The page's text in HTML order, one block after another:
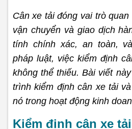
Cân xe tải đóng vai trò
vận chuyển và giao dịch
tính chính xác, an toàn,
pháp luật, việc kiểm định
không thể thiếu. Bài viết
trình kiểm định cân xe tải
nó trong hoạt động kinh
Kiểm định cân xe